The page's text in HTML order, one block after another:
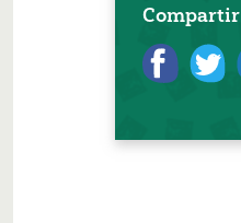
Compartir